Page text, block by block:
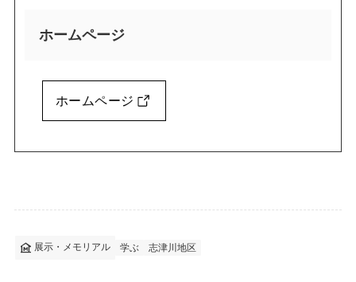
ホームページ
ホームページ
museum 展示・メモリアル 学ぶ 志津川地区